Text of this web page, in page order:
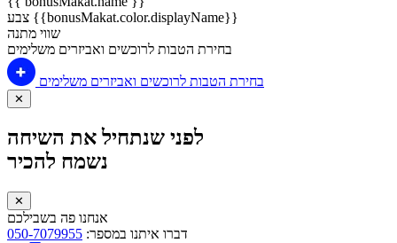
צבע {{bonusMakat.color.displayName}}
שווי מתנה
בחירת הטבות לרוכשים ואביזרים משלימים
בחירת הטבות לרוכשים ואביזרים משלימים
✕
לפני שנתחיל את השיחה
נשמח להכיר
✕
אנחנו פה בשבילכם
דברו איתנו במספר: 050-7079955